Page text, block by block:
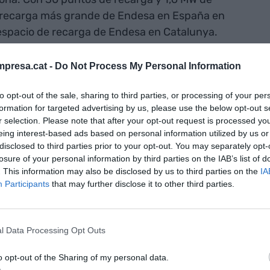
- Do Not Process My Personal Information
opt-out of the sale, sharing to third parties, or processing of your
for targeted advertising by us, please use the below opt-out
selection. Please note that after your opt-out request is processed
interest-based ads based on personal information utilized by us
to third parties prior to your opt-out. You may separately
of your personal information by third parties on the IAB’s list of
This information may also be disclosed by us to third parties on the
Participants that may further disclose it to other third parties.
Data Processing Opt Outs
opt-out of the Sharing of my personal data.
más grande de Endesa en España en
de recarga de Endesa en Catalunya.
kW son la estrella del proyecto, con hasta 8
facilitar la movilidad eléctrica va más allá. Y
Vallès dispondrá de un total de 30 plazas de
diferentes tecnologías, desde la semirrápida a la
amplia y variada.
de
del
plazas de